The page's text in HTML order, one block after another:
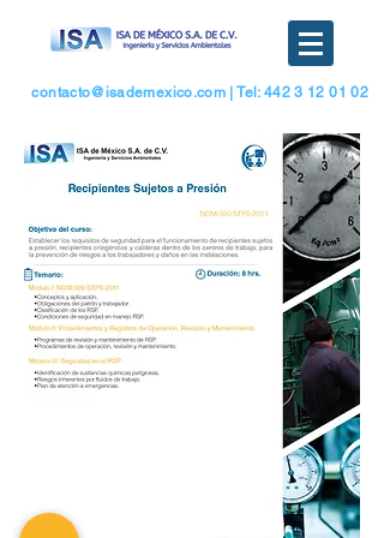
contacto@isademexico.com | Tel: 442 3 12 01 02